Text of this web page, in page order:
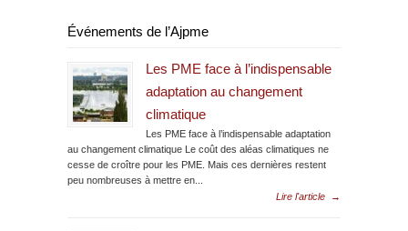
Événements de l’Ajpme
Les PME face à l’indispensable
adaptation au changement
climatique
Les PME face à l’indispensable adaptation
au changement climatique Le coût des aléas climatiques ne
cesse de croître pour les PME. Mais ces dernières restent
peu nombreuses à mettre en...
Lire l'article
→